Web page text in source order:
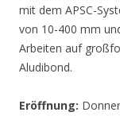
mit dem APSC-
von 10-400 mm
Arbeiten auf
Aludibond.
Eröffnung: